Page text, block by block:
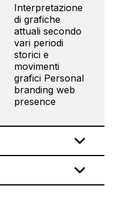
Interpretazione
di grafiche
attuali secondo
vari periodi
storici e
movimenti
grafici Personal
presence